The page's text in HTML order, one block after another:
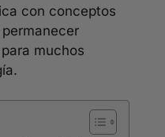
con conceptos
muchos